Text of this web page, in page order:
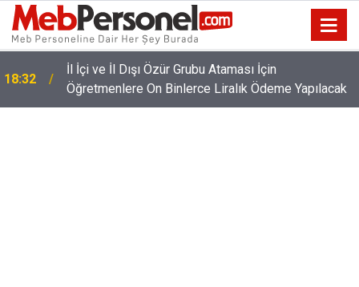
18:32
İl İçi ve İl Dışı Özür Grubu Ataması İçin
Öğretmenlere On Binlerce Liralık Ödeme Yapılacak